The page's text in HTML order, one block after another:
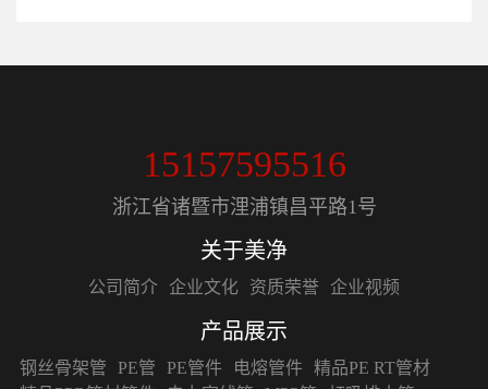
15157595516
浙江省诸暨市浬浦镇昌平路1号
关于美净
公司简介 企业文化 资质荣誉 企业视频
产品展示
钢丝骨架管 PE管 PE管件 电熔管件 精品PE RT管材